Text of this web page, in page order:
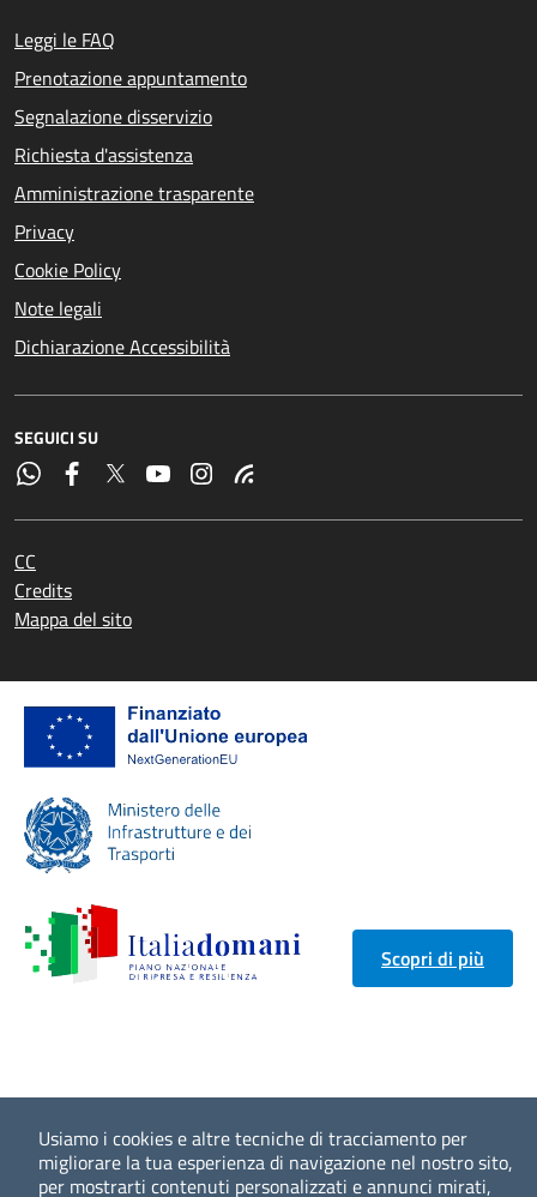
Usiamo i cookies e altre tecniche di tracciamento per
migliorare la tua esperienza di navigazione nel nostro sito,
per mostrarti contenuti personalizzati e annunci mirati,
Leggi le FAQ
Prenotazione appuntamento
Segnalazione disservizio
Richiesta d'assistenza
Amministrazione trasparente
Privacy
Cookie Policy
Note legali
Dichiarazione Accessibilità
SEGUICI SU
CC
Credits
Mappa del sito
Scopri di più